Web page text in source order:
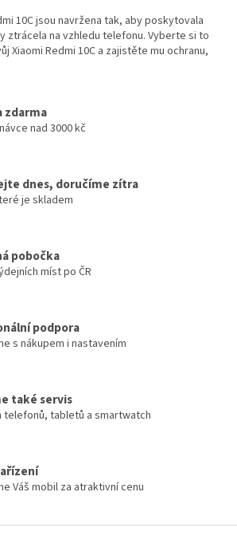
10C jsou navržena tak, aby poskytovala
ztrácela na vzhledu telefonu. Vyberte si to
Xiaomi Redmi 10C a zajistěte mu ochranu,
zdarma
nad 3000 kč
dnes, doručíme zítra
je skladem
pobočka
míst po ČR
podpora
s nákupem i nastavením
také servis
telefonů, tabletů a smartwatch
Váš mobil za atraktivní cenu